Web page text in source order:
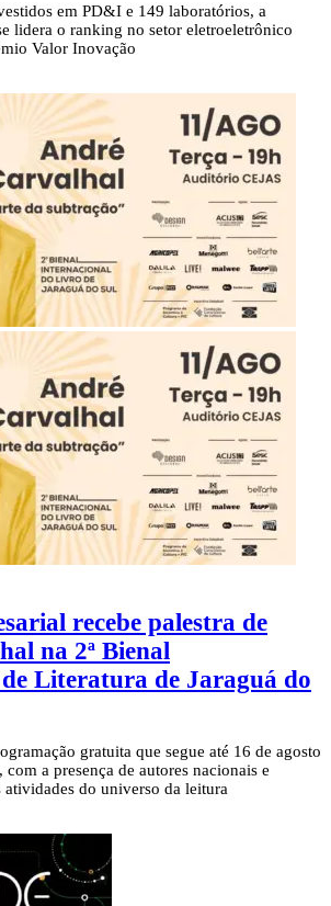
em PD&I e 149 laboratórios, a
lidera o ranking no setor eletroeletrônico
Valor Inovação
recebe palestra de
na 2ª Bienal
Literatura de Jaraguá do
gratuita que segue até 16 de agosto
a presença de autores nacionais e
atividades do universo da leitura